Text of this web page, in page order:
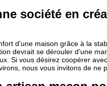
société en
d’une maison grâce à la
devrait se dérouler d’une
Si vous désirez coopérer
nous vous invitons de ne